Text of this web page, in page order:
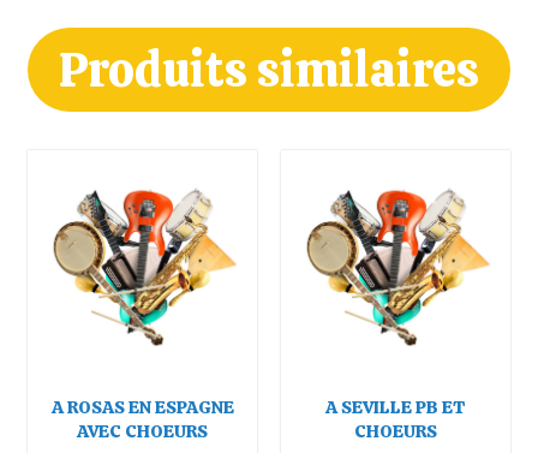
Produits similaires
A ROSAS EN ESPAGNE
AVEC CHOEURS
A SEVILLE PB ET
CHOEURS